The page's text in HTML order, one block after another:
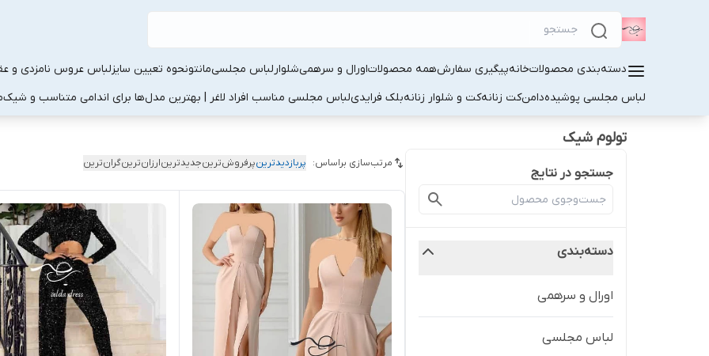
دسته‌بندی محصولاتخانهپیگیری سفارشهمه محصولاتاورال و سرهمیشلوارلباس مجلسیمانتونحوه تعیین سایزلباس عروس نامزدی و
لباس مجلسی پوشیدهدامنکت زنانهکت و شلوار زنانهبلک فرایدیلباس مجلسی مناسب افراد لاغر | بهترین مدل‌ها برای اندامی متناسب و شیک
تولوم شیک
جستجو در نتایج
دسته‌بندی
اورال و سرهمی
لباس مجلسی
مرتب‌سازی براساس: پربازدیدترینپرفروش‌ترینجدیدترینارزان‌ترینگران‌ترین